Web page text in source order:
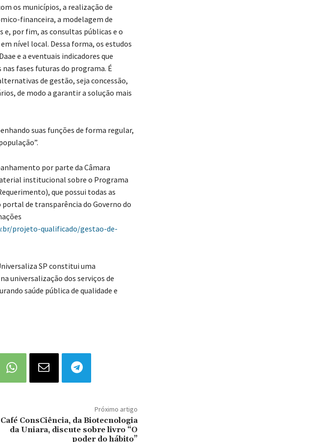
os municípios, a realização de
financeira, a modelagem de
e, por fim, as consultas públicas e o
nível local. Dessa forma, os estudos
e a eventuais indicadores que
fases futuras do programa. É
de gestão, seja concessão,
de modo a garantir a solução mais
suas funções de forma regular,
por parte da Câmara
institucional sobre o Programa
que possui todas as
de transparência do Governo do
projeto-qualificado/gestao-de-
SP constitui uma
universalização dos serviços de
saúde pública de qualidade e
Próximo artigo
Café ConsCiência, da Biotecnologia
da Uniara, discute sobre livro “O
poder do hábito”